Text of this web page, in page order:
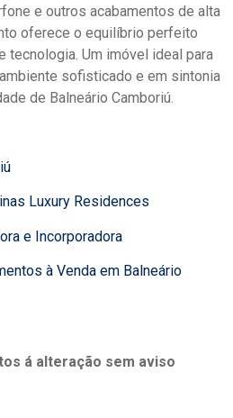
e outros acabamentos de alta
oferece o equilíbrio perfeito
tecnologia. Um imóvel ideal para
sofisticado e em sintonia
de Balneário Camboriú.
Luxury Residences
e Incorporadora
à Venda em Balneário
á alteração sem aviso